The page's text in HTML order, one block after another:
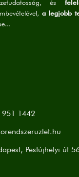
és
a legjobb
1442
Pestújhelyi út